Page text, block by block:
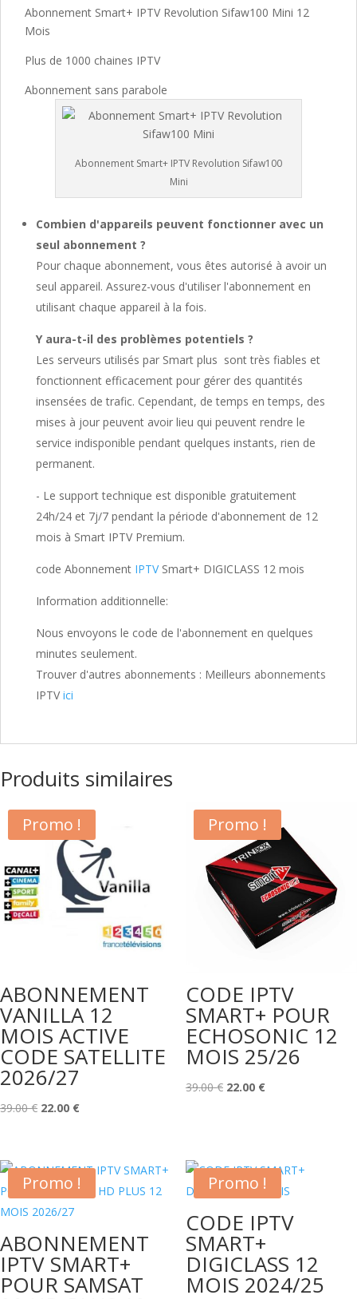
Abonnement Smart+ IPTV Revolution Sifaw100 Mini 12
Mois
Plus de 1000 chaines IPTV
Abonnement sans parabole
Abonnement Smart+ IPTV Revolution Sifaw100
Mini
Combien d'appareils peuvent fonctionner avec un
seul abonnement ?
Pour chaque abonnement, vous êtes autorisé à avoir un
seul appareil. Assurez-vous d'utiliser l'abonnement en
utilisant chaque appareil à la fois.
Y aura-t-il des problèmes potentiels ?
Les serveurs utilisés par Smart plus sont très fiables et
fonctionnent efficacement pour gérer des quantités
insensées de trafic. Cependant, de temps en temps, des
mises à jour peuvent avoir lieu qui peuvent rendre le
service indisponible pendant quelques instants, rien de
permanent.
- Le support technique est disponible gratuitement
24h/24 et 7j/7 pendant la période d'abonnement de 12
mois à Smart IPTV Premium.
code Abonnement IPTVSmart+ DIGICLASS 12 mois
Information additionnelle:
Nous envoyons le code de l'abonnement en quelques
minutes seulement.
Trouver d'autres abonnements : Meilleurs abonnements
IPTVici
Produits similaires
Promo !
ABONNEMENT
VANILLA 12
MOIS ACTIVE
CODE SATELLITE
2026/27
39.00€ Le
était :
39.00 €.
22.00 €Le
est :
22.00 €.
Promo !
CODE IPTV
SMART+ POUR
ECHOSONIC 12
MOIS 25/26
39.00€ Le
39.00 €.
22.00 €Le
22.00 €.
Promo !
ABONNEMENT
IPTV SMART+
POUR SAMSAT
Promo !
CODE IPTV
SMART+
DIGICLASS 12
MOIS 2024/25